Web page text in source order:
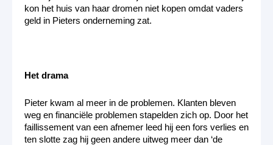
kon het huis van haar dromen niet kopen omdat vaders
geld in Pieters onderneming zat.
Het drama
Pieter kwam al meer in de problemen. Klanten bleven
weg en financiële problemen stapelden zich op. Door het
faillissement van een afnemer leed hij een fors verlies en
ten slotte zag hij geen andere uitweg meer dan ‘de